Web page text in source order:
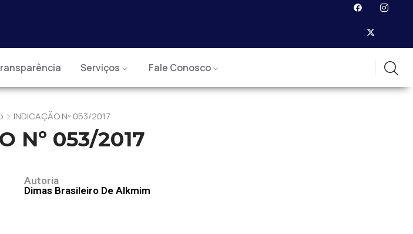
Serviços Fale Conosco
INDICAÇÃO Nº 053/2017
Nº 053/2017
Autoria
Dimas Brasileiro De Alkmim